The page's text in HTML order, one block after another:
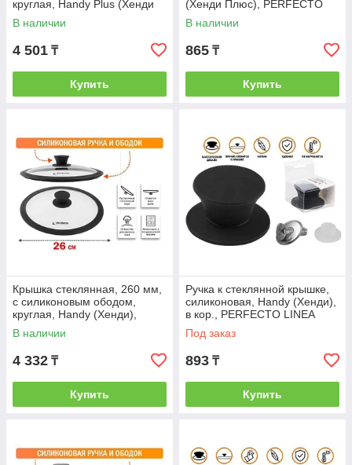
круглая, Handy Plus (Хенди
Плюс), PERFECTO LINEA
(PERFECTO
В наличии
4 501 ₸
Купить
(Хенди Плюс), PERFECTO
LINEA (PERFECTO LINEA)
(25-010340)
В наличии
865 ₸
Купить
Крышка стеклянная, 260 мм,
с силиконовым ободом,
круглая, Handy (Хенди),
PERFECTO LINEA
(PERFECTO LINEA)
В наличии
4 332 ₸
Купить
Ручка к стеклянной крышке,
силиконовая, Handy (Хенди),
в кор., PERFECTO LINEA
(PERFECTO LINEA) (25-
010351)
Под заказ
893 ₸
Купить